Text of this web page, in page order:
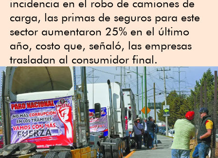
incidencia en el robo de camiones de
carga, las primas de seguros para este
sector aumentaron 25% en el último
año, costo que, señaló, las empresas
trasladan al consumidor final.